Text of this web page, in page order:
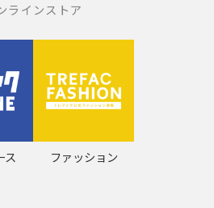
ラインストア
ス ファッション